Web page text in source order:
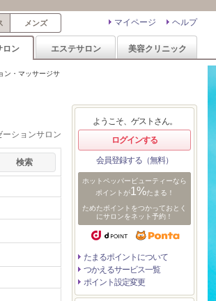
ヘルプ
マイページ
メンズ
ロン エステサロン 美容クリニック
ン・マッサージサ
ションサロン
ようこそ、ゲストさん。
ログインする
会員登録する（無料）
ホットペッパービューティーなら
ポイントが1%たまる！
ためたポイントをつかっておとく
にサロンをネット予約！
たまるポイントについて
つかえるサービス一覧
ポイント設定変更